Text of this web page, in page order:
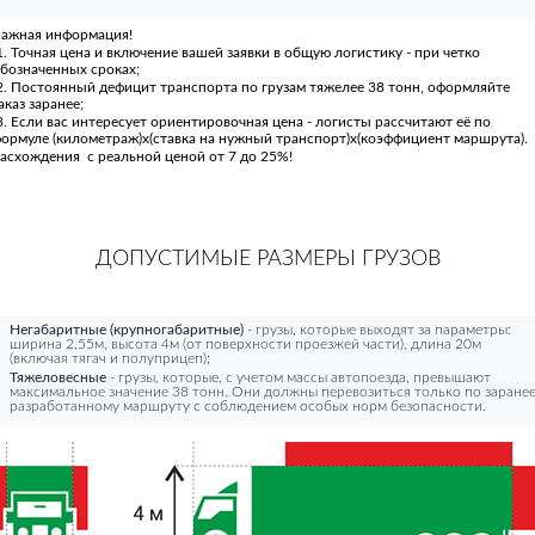
информация!
Точная цена и включение вашей заявки в общую логистику - при четко
сроках;
Постоянный дефицит транспорта по грузам тяжелее 38 тонн, оформляйте
заранее;
Если вас интересует ориентировочная цена - логисты рассчитают её по
(километраж)х(ставка на нужный транспорт)х(коэффициент маршрута).
с реальной ценой от 7 до 25%!
ДОПУСТИМЫЕ РАЗМЕРЫ ГРУЗОВ
Негабаритные (крупногабаритные) - грузы, которые выходят за параметры:
ширина 2,55м, высота 4м (от поверхности проезжей части), длина 20м
(включая тягач и полуприцеп);
Тяжеловесные - грузы, которые, с учетом массы автопоезда, превышают
максимальное значение 38 тонн. Они должны перевозиться только по заранее
разработанному маршруту с соблюдением особых норм безопасности.